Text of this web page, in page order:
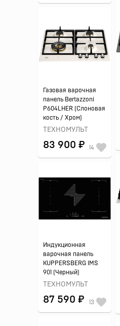
Газовая варочная
панель Bertazzoni
P604LHER (Слоновая
кость / Хром)
ТЕХНОМУЛЬТ
83 900 ₽ 14
Индукционная
варочная панель
KUPPERSBERG IMS
901 (Черный)
ТЕХНОМУЛЬТ
87 590 ₽ 13